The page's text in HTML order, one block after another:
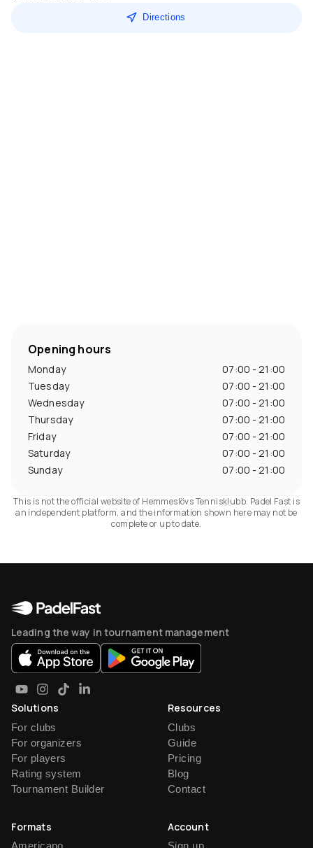
Directions
Opening hours
Monday
07:00 - 21:00
Tuesday
07:00 - 21:00
Wednesday
07:00 - 21:00
Thursday
07:00 - 21:00
Friday
07:00 - 21:00
Saturday
07:00 - 21:00
Sunday
07:00 - 21:00
This is not the official website of Hemmeslövs Tennisklubb. Padel Fast is
an independent platform, and the information shown here may not be
complete or up to date.
Leading the way in tournament management
Solutions
For clubs
For organizers
For players
Rating system
Tournament Builder
Resources
Clubs
Guide
Pricing
Blog
Contact
Formats Account